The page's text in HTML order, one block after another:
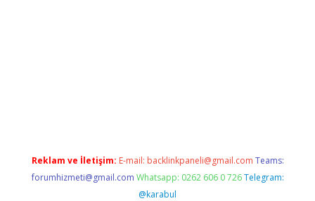
Reklam ve İletişim: E-mail: backlinkpaneli@gmail.com Teams:
forumhizmeti@gmail.com Whatsapp: 0262 606 0 726 Telegram:
@karabul